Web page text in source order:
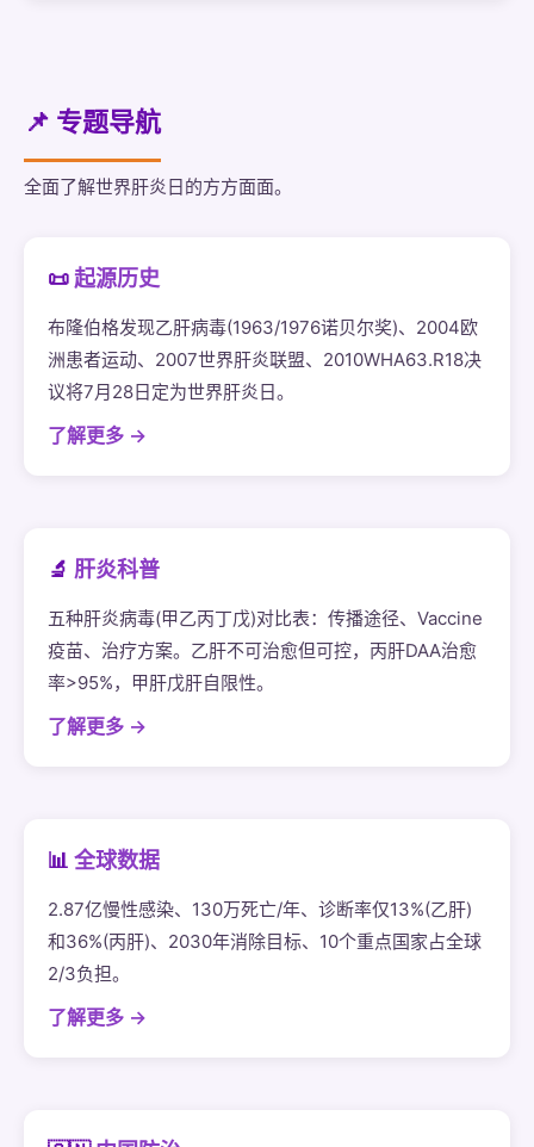
📌 专题导航
全面了解世界肝炎日的方方面面。
📜起源历史
布隆伯格发现乙肝病毒(1963/1976诺贝尔奖)、2004欧
洲患者运动、2007世界肝炎联盟、2010WHA63.R18决
议将7月28日定为世界肝炎日。
了解更多 →
🔬 肝炎科普
五种肝炎病毒(甲乙丙丁戊)对比表：传播途径、Vaccine
疫苗、治疗方案。乙肝不可治愈但可控，丙肝DAA治愈
率>95%，甲肝戊肝自限性。
了解更多 →
📊 全球数据
2.87亿慢性感染、130万死亡/年、诊断率仅13%(乙肝)
和36%(丙肝)、2030年消除目标、10个重点国家占全球
2/3负担。
了解更多 →